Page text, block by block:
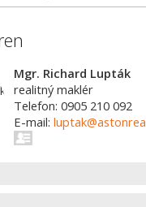
Mgr. Richard Lupták
realitný maklér
Telefon: 0905 210 092
E-mail: